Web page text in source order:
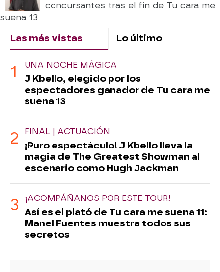
concursantes tras el fin de Tu cara me
suena 13
Las más vistas Lo último
UNA NOCHE MÁGICA
J Kbello, elegido por los
espectadores ganador de Tu cara me
suena 13
FINAL | ACTUACIÓN
¡Puro espectáculo! J Kbello lleva la
magia de The Greatest Showman al
escenario como Hugh Jackman
¡ACOMPÁÑANOS POR ESTE TOUR!
Así es el plató de Tu cara me suena 11:
Manel Fuentes muestra todos sus
secretos